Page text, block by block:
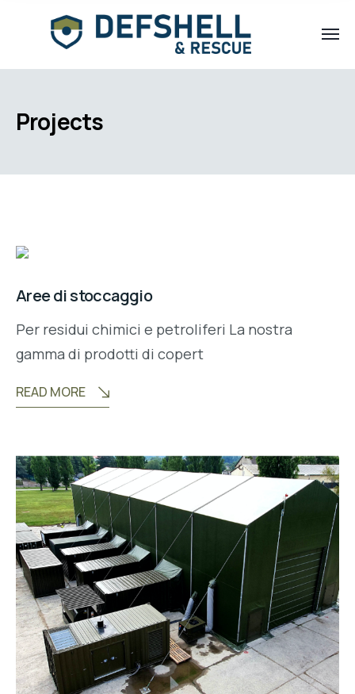
Projects
Aree di stoccaggio
Per residui chimici e petroliferi La nostra
gamma di prodotti di copert
READ MORE